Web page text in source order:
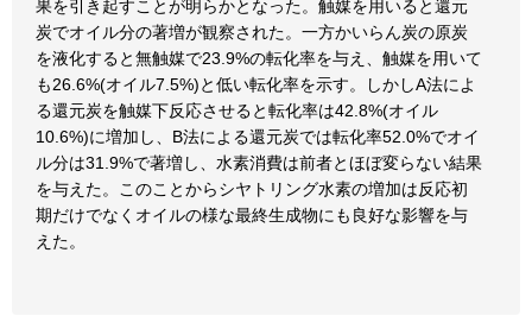
果を引き起すことが明らかとなった。触媒を用いると還元
炭でオイル分の著増が観察された。一方かいらん炭の原炭
を液化すると無触媒で23.9%の転化率を与え、触媒を用いて
も26.6%(オイル7.5%)と低い転化率を示す。しかしA法によ
る還元炭を触媒下反応させると転化率は42.8%(オイル
10.6%)に増加し、B法による還元炭では転化率52.0%でオイ
ル分は31.9%で著増し、水素消費は前者とほぼ変らない結果
を与えた。このことからシヤトリング水素の増加は反応初
期だけでなくオイルの様な最終生成物にも良好な影響を与
えた。